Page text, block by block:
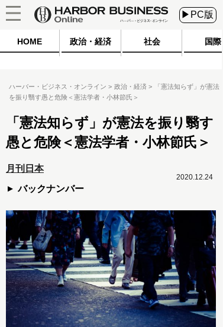
▶PC版
HOME 政治・経済 社会 国際
ハーバー・ビジネス・オンライン 政治・経済
「憲法知らず」が憲法
を振り翳す愚と危険＜憲法学者・小林節氏＞
「憲法知らず」が憲法を振り翳す
愚と危険＜憲法学者・小林節氏＞
月刊日本
バックナンバー
2020.12.24